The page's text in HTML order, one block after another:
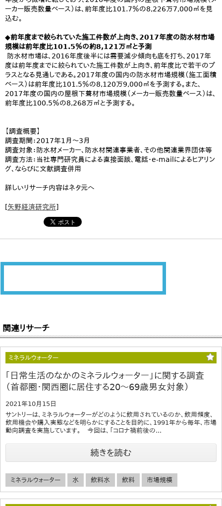
ーカー販売数量ベース）は、前年度比101.7％の8,226万7,000㎡を見
込む。
◆前年度まで絞られていた施工件数が上向き、2017年度の防水材市場
規模は前年度比101.5％の約8,121万㎡と予測
防水材市場は、2016年度後半には需要減少傾向も底を打ち、2017年
度は前年度までに絞られていた施工件数が上向き、前年度比で若干のプ
ラスとなる見通しである。2017年度の国内の防水材市場規模（施工面積
ベース）は前年度比101.5％の8,120万9,000㎡を予測する。また、
2017年度の国内の屋根下葺材市場規模（メーカー販売数量ベース）は、
前年度比100.5％の8,268万㎡と予測する。
【調査概要】
調査期間：2017年1月～3月
調査対象：防水材メーカー、防水材関連事業者、その他関連業界団体等
調査方法：当社専門研究員による直接面談、電話・e-mailによるヒアリン
グ、ならびに文献調査併用
詳しいリサーチ内容はネタ元へ
[矢野経済研究所]
関連リサーチ
ミネラルウォーター
｢日常生活のなかのミネラルウォーター」に関する調査
（首都圏・関西圏に居住する20～69歳男女対象）
2021年10月15日
サントリーは、ミネラルウォーターがどのように飲用されているのか、飲用頻度、
飲用機会や購入実態などを明らかにすることを目的に、1991年から毎年、市場
動向調査を実施しています。 今回は、「コロナ禍前後の...
続きを読む
ミネラルウォーター 水 飲料水 飲料 市場規模